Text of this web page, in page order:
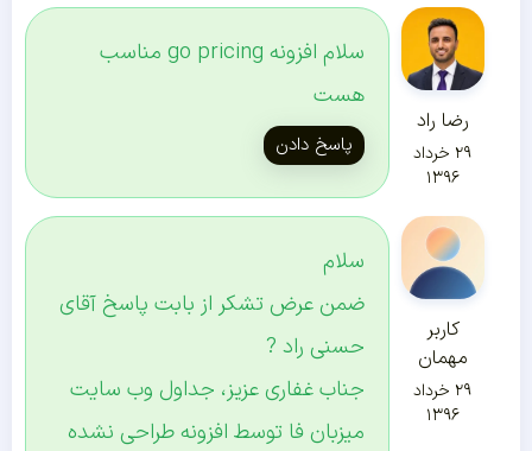
رضا راد
۲۹ خرداد
۱۳۹۶
سلام افزونه go pricing مناسب
هست
پاسخ دادن
کاربر
مهمان
۲۹ خرداد
۱۳۹۶
سلام
ضمن عرض تشکر از بابت پاسخ آقای
حسنی راد ?
جناب غفاری عزیز، جداول وب سایت
میزبان فا توسط افزونه طراحی نشده